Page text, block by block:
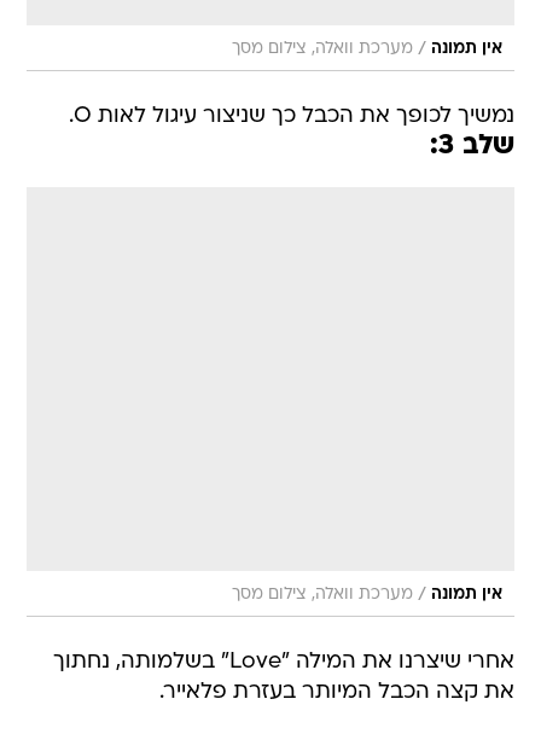
אין תמונה / מערכת וואלה, צילום מסך
נמשיך לכופך את הכבל כך שניצור עיגול לאות O.
שלב 3:
אין תמונה / מערכת וואלה, צילום מסך
אחרי שיצרנו את המילה "Love" בשלמותה, נחתוך
את קצה הכבל המיותר בעזרת פלאייר.